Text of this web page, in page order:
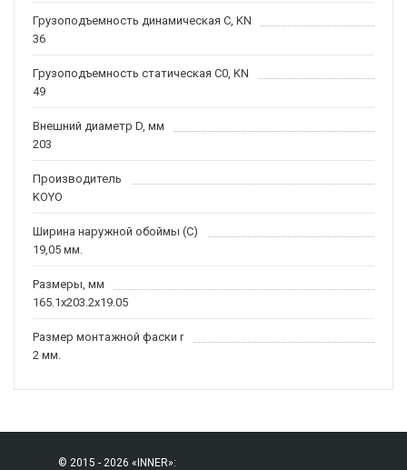
Грузоподъемность динамическая C, KN
36
Грузоподъемность статическая C0, KN
49
Внешний диаметр D, мм
203
Производитель
KOYO
Ширина наружной обоймы (C)
19,05 мм.
Размеры, мм
165.1x203.2x19.05
Размер монтажной фаски r
2 мм.
© 2015 - 2026 «INNER»: